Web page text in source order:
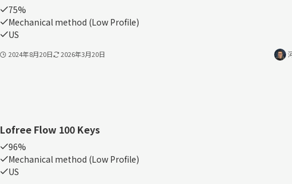
75%
Mechanical method (Low Profile)
US
2024年8月20日 2026年3月20日
Lofree Flow 100 Keys
96%
Mechanical method (Low Profile)
US